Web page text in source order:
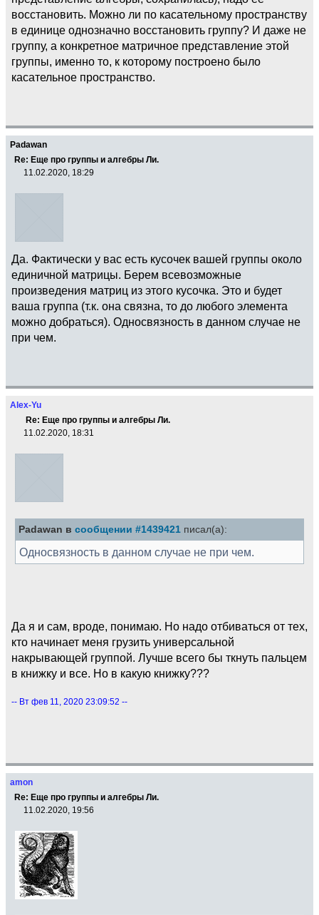
восстановить. Можно ли по касательному пространству
в единице однозначно восстановить группу? И даже не
группу, а конкретное матричное представление этой
группы, именно то, к которому построено было
касательное пространство.
Padawan
Re: Еще про группы и алгебры Ли.
11.02.2020, 18:29
Да. Фактически у вас есть кусочек вашей группы около
единичной матрицы. Берем всевозможные
произведения матриц из этого кусочка. Это и будет
ваша группа (т.к. она связна, то до любого элемента
можно добраться). Односвязность в данном случае не
при чем.
Alex-Yu
Re: Еще про группы и алгебры Ли.
11.02.2020, 18:31
Padawan в сообщении #1439421 писал(а):
Односвязность в данном случае не при чем.
Да я и сам, вроде, понимаю. Но надо отбиваться от тех,
кто начинает меня грузить универсальной
накрывающей группой. Лучше всего бы ткнуть пальцем
в книжку и все. Но в какую книжку???
-- Вт фев 11, 2020 23:09:52 --
amon
Re: Еще про группы и алгебры Ли.
11.02.2020, 19:56